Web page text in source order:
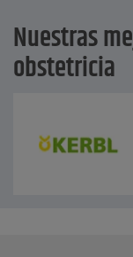
Nuestras
obstetricia